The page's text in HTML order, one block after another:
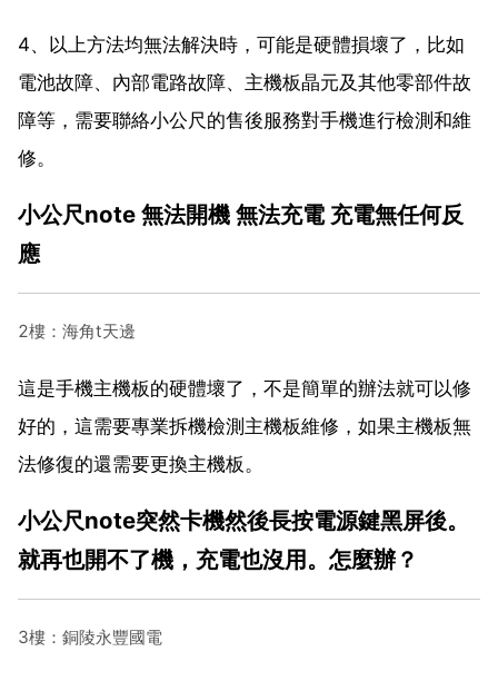
4、以上方法均無法解決時，可能是硬體損壞了，比如
電池故障、內部電路故障、主機板晶元及其他零部件故
障等，需要聯絡小公尺的售後服務對手機進行檢測和維
修。
小公尺note 無法開機 無法充電 充電無任何反
應
2樓：海角t天邊
這是手機主機板的硬體壞了，不是簡單的辦法就可以修
好的，這需要專業拆機檢測主機板維修，如果主機板無
法修復的還需要更換主機板。
小公尺note突然卡機然後長按電源鍵黑屏後。
就再也開不了機，充電也沒用。怎麼辦？
3樓：銅陵永豐國電